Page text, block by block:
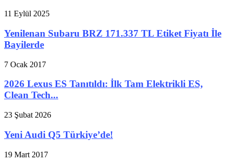
11 Eylül 2025
Yenilenan Subaru BRZ 171.337 TL Etiket Fiyatı İle
Bayilerde
7 Ocak 2017
2026 Lexus ES Tanıtıldı: İlk Tam Elektrikli ES,
Clean Tech...
23 Şubat 2026
Yeni Audi Q5 Türkiye’de!
19 Mart 2017